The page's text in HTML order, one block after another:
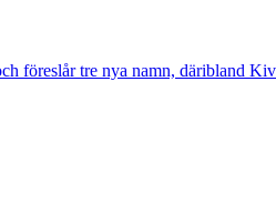
föreslår tre nya namn, däribland